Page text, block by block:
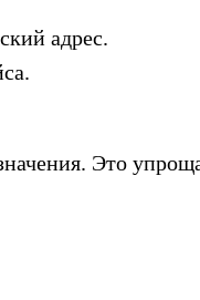
адрес.
Это